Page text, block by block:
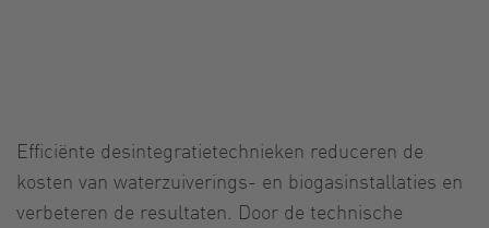
Efficiënte desintegratietechnieken reduceren de
kosten van waterzuiverings- en biogasinstallaties en
verbeteren de resultaten. Door de technische